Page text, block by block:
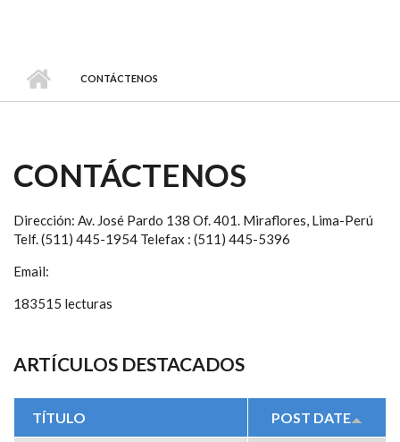
CONTÁCTENOS
CONTÁCTENOS
Dirección: Av. José Pardo 138 Of. 401. Miraflores, Lima-Perú
Telf. (511) 445-1954 Telefax : (511) 445-5396
Email:
183515 lecturas
ARTÍCULOS DESTACADOS
TÍTULO POST DATE